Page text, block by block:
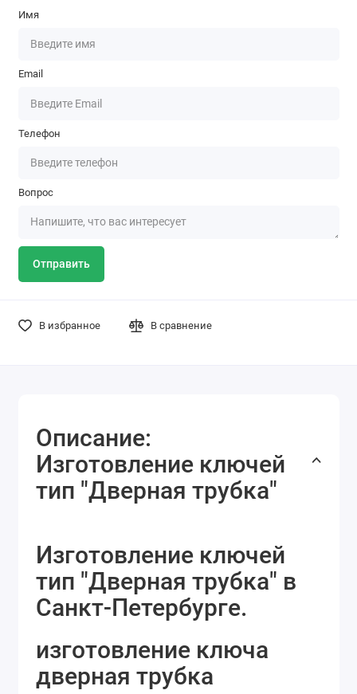
Имя
Email
Телефон
Вопрос
Отправить
В избранное В сравнение
Описание:
Изготовление ключей
тип "Дверная трубка"
Изготовление ключей
тип "Дверная трубка" в
Санкт-Петербурге.
изготовление ключа
дверная трубка